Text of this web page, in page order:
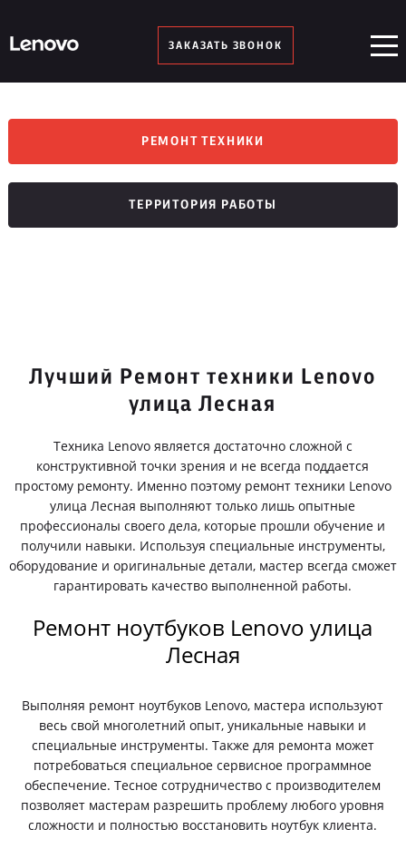
ЗАКАЗАТЬ ЗВОНОК
РЕМОНТ ТЕХНИКИ
ТЕРРИТОРИЯ РАБОТЫ
Лучший Ремонт техники Lenovo
улица Лесная
Техника Lenovo является достаточно сложной с
конструктивной точки зрения и не всегда поддается
простому ремонту. Именно поэтому ремонт техники Lenovo
улица Лесная выполняют только лишь опытные
профессионалы своего дела, которые прошли обучение и
получили навыки. Используя специальные инструменты,
оборудование и оригинальные детали, мастер всегда сможет
гарантировать качество выполненной работы.
Ремонт ноутбуков Lenovo улица
Лесная
Выполняя ремонт ноутбуков Lenovo, мастера используют
весь свой многолетний опыт, уникальные навыки и
специальные инструменты. Также для ремонта может
потребоваться специальное сервисное программное
обеспечение. Тесное сотрудничество с производителем
позволяет мастерам разрешить проблему любого уровня
сложности и полностью восстановить ноутбук клиента.